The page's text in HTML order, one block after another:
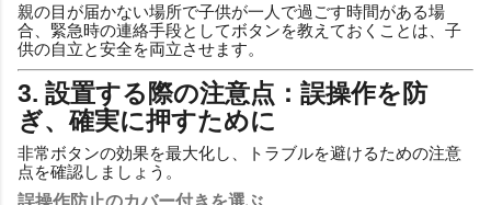
親の目が届かない場所で子供が一人で過ごす時間がある場
合、緊急時の連絡手段としてボタンを教えておくことは、子
供の自立と安全を両立させます。
3. 設置する際の注意点：誤操作を防
ぎ、確実に押すために
非常ボタンの効果を最大化し、トラブルを避けるための注意
点を確認しましょう。
誤操作防止のカバー付きを選ぶ